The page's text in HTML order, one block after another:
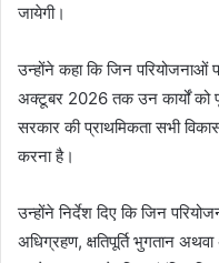
जायेगी।
उन्होंने कहा कि जिन परियोजनाओं
अक्टूबर 2026 तक उन कार्यों को
सरकार की प्राथमिकता सभी
करना है।
उन्होंने निर्देश दिए कि जिन
अधिग्रहण, क्षतिपूर्ति भुगतान